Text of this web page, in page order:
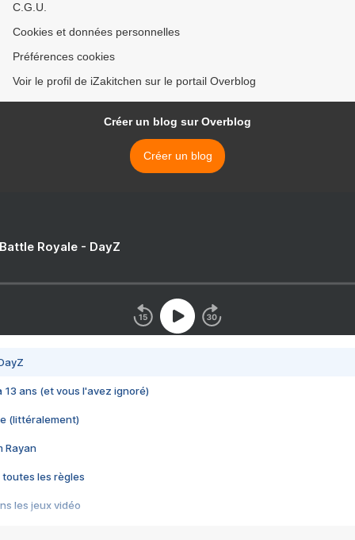
C.G.U.
Cookies et données personnelles
Préférences cookies
Voir le profil de iZakitchen sur le portail Overblog
Créer un blog sur Overblog
Créer un blog
Royale - DayZ
13 ans (et vous l'avez ignoré)
(littéralement)
Rayan
toutes les règles
les jeux vidéo